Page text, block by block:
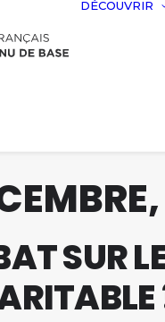
DÉCOUVRIR
SUR